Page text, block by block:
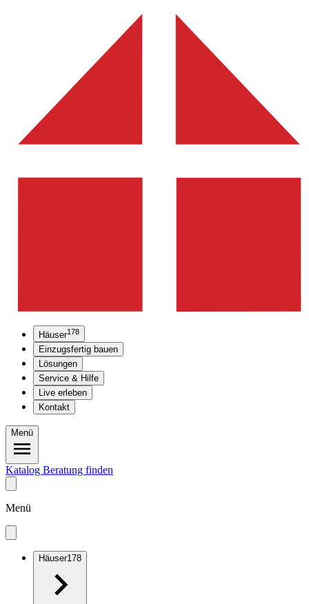
Häuser178
Einzugsfertig bauen
Lösungen
Service & Hilfe
Live erleben
Kontakt
Menü
Katalog Beratung finden
Menü
Häuser178